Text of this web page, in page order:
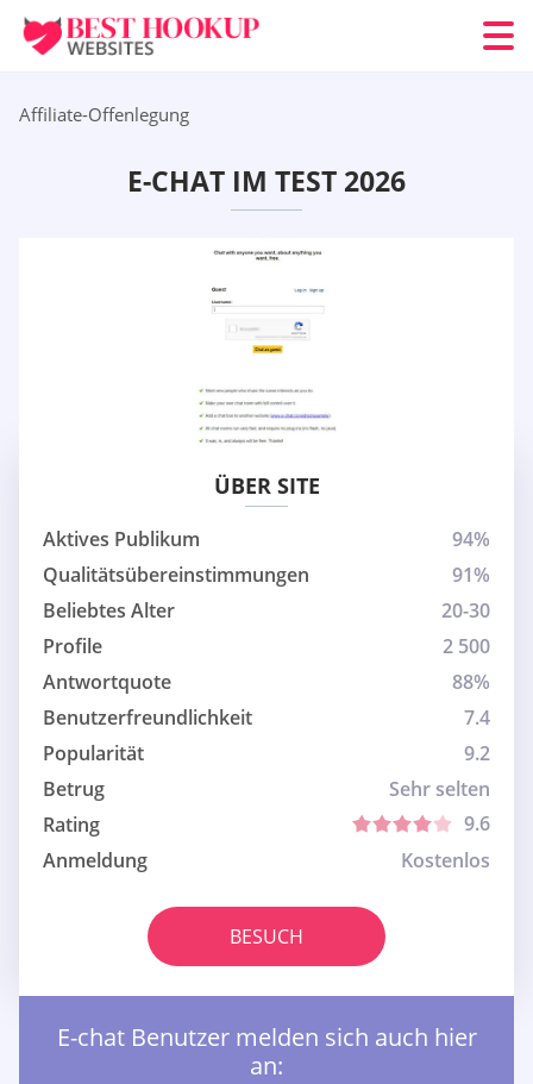
Affiliate-Offenlegung
E-CHAT IM TEST 2026
ÜBER SITE
Aktives Publikum
94%
Qualitätsübereinstimmungen
91%
Beliebtes Alter
20-30
Profile
2 500
Antwortquote
88%
Benutzerfreundlichkeit
7.4
Popularität
9.2
Betrug
Sehr selten
Rating
9.6
Anmeldung
Kostenlos
BESUCH
E-chat Benutzer melden sich auch hier
an: